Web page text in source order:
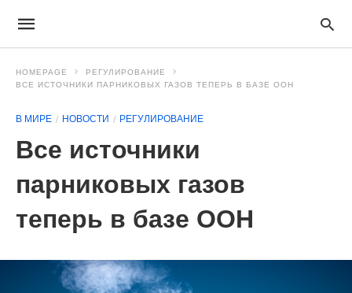
HOMEPAGE
РЕГУЛИРОВАНИЕ
ВСЕ ИСТОЧНИКИ ПАРНИКОВЫХ ГАЗОВ ТЕПЕРЬ В БАЗЕ ООН
В МИРЕ НОВОСТИ РЕГУЛИРОВАНИЕ
Все источники
парниковых газов
теперь в базе ООН